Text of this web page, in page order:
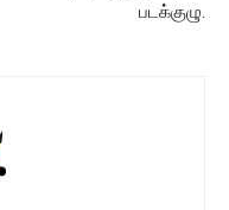
படக்குழு.